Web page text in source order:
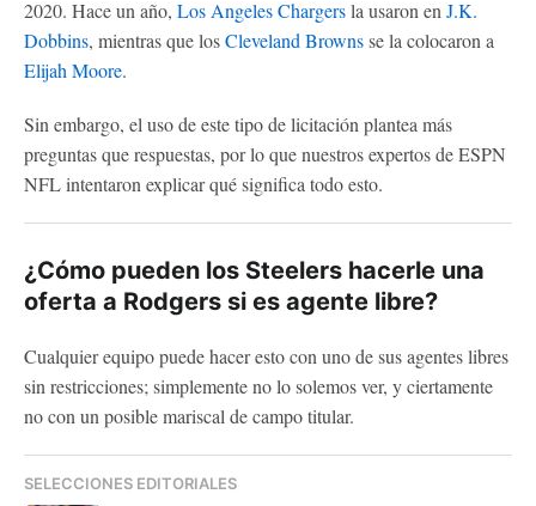
2020. Hace un año, Los Angeles Chargersla usaron en J.K.
Dobbins, mientras que losCleveland Brownsse la colocaron a
Elijah Moore.
Sin embargo, el uso de este tipo de licitación plantea más
preguntas que respuestas, por lo que nuestros expertos de ESPN
NFL intentaron explicar qué significa todo esto.
¿Cómo pueden los Steelers hacerle una
oferta a Rodgers si es agente libre?
Cualquier equipo puede hacer esto con uno de sus agentes libres
sin restricciones; simplemente no lo solemos ver, y ciertamente
no con un posible mariscal de campo titular.
SELECCIONES EDITORIALES